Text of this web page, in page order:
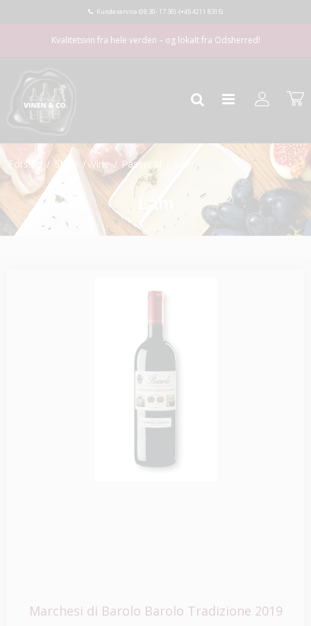
Kundeservice (09:30- 17:30) -(+45 4211 8315)
Kvalitetsvin fra hele verden – og lokalt fra Odsherred!
Forside / Shop / Vine / Passer til Lam
Lam
Marchesi di Barolo Barolo Tradizione 2019